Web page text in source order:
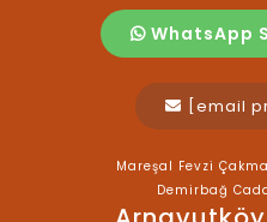
WhatsApp
[email
Mareşal Fevzi
Demirbağ